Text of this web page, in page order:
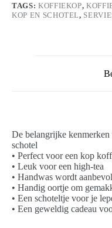
TAGS: KOFFIEKOP,
KOP EN SCHOTEL,
De belangrijke
schotel
• Perfect voor een kop
• Leuk voor een high-tea
• Handwas wordt
• Handig oortje om
• Een schoteltje voor je
• Een geweldig cadeau